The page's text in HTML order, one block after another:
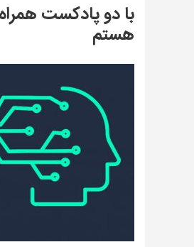
با دو پادکست
هستم